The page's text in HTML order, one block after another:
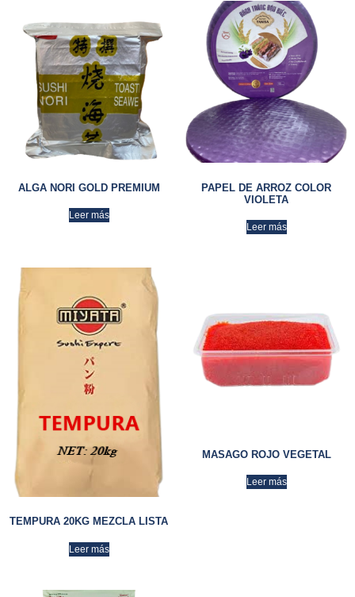
ALGA NORI GOLD PREMIUM
Leer más
PAPEL DE ARROZ COLOR
VIOLETA
Leer más
TEMPURA 20KG MEZCLA LISTA
Leer más
MASAGO ROJO VEGETAL
Leer más